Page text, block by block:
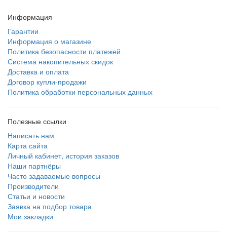
Информация
Гарантии
Информация о магазине
Политика безопасности платежей
Система накопительных скидок
Доставка и оплата
Договор купли-продажи
Политика обработки персональных данных
Полезные ссылки
Написать нам
Карта сайта
Личный кабинет, история заказов
Наши партнёры
Часто задаваемые вопросы
Производители
Статьи и новости
Заявка на подбор товара
Мои закладки